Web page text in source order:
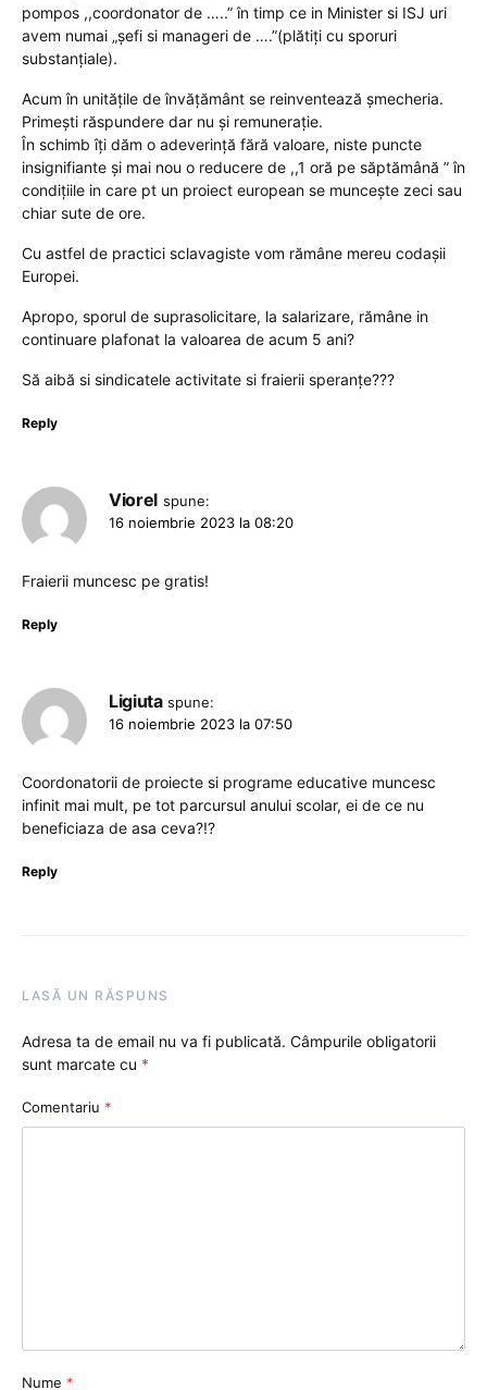
pompos ,,coordonator de …..” în timp ce in Minister si ISJ uri
avem numai „șefi si manageri de ….”(plătiți cu sporuri
substanțiale).
Acum în unitățile de învățământ se reinventează șmecheria.
Primești răspundere dar nu și remunerație.
În schimb îți dăm o adeverință fără valoare, niste puncte
insignifiante și mai nou o reducere de ,,1 oră pe săptămână ” în
condițiile in care pt un proiect european se muncește zeci sau
chiar sute de ore.
Cu astfel de practici sclavagiste vom rămâne mereu codașii
Europei.
Apropo, sporul de suprasolicitare, la salarizare, rămâne in
continuare plafonat la valoarea de acum 5 ani?
Să aibă si sindicatele activitate si fraierii speranțe???
Reply
Viorel spune:
16 noiembrie 2023 la 08:20
Fraierii muncesc pe gratis!
Reply
Ligiuta spune:
16 noiembrie 2023 la 07:50
Coordonatorii de proiecte si programe educative muncesc
infinit mai mult, pe tot parcursul anului scolar, ei de ce nu
beneficiaza de asa ceva?!?
Reply
LASĂ UN RĂSPUNS
Adresa ta de email nu va fi publicată. Câmpurile obligatorii
sunt marcate cu *
Comentariu *
Nume *